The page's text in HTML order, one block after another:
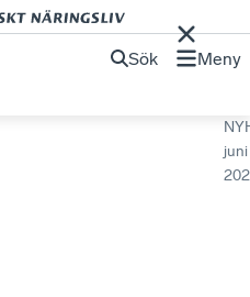
Sök Meny
juni